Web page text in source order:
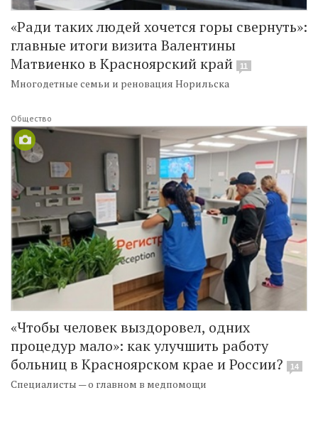
«Ради таких людей хочется горы свернуть»:
главные итоги визита Валентины
Матвиенко в Красноярский край
11
Многодетные семьи и реновация Норильска
Общество
«Чтобы человек выздоровел, одних
процедур мало»: как улучшить работу
больниц в Красноярском крае и России?
14
Специалисты — о главном в медпомощи